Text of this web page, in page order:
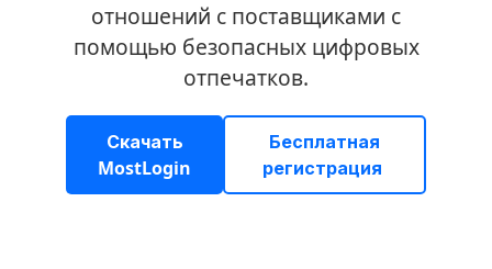
отношений с поставщиками с
помощью безопасных цифровых
отпечатков.
Скачать
MostLogin
Бесплатная
регистрация